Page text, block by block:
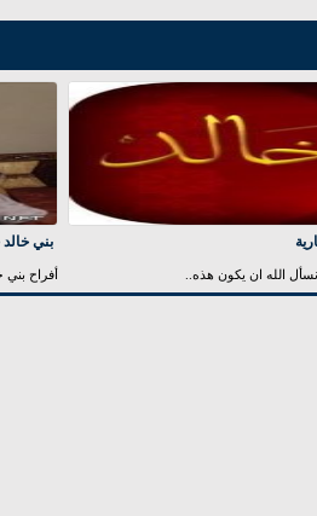
الله ان يكون هذه..
بني
أفراح